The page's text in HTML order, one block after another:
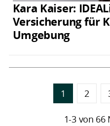
Kara Kaiser:
Versicherung für
Umgebung
1 2
1-3 von 66